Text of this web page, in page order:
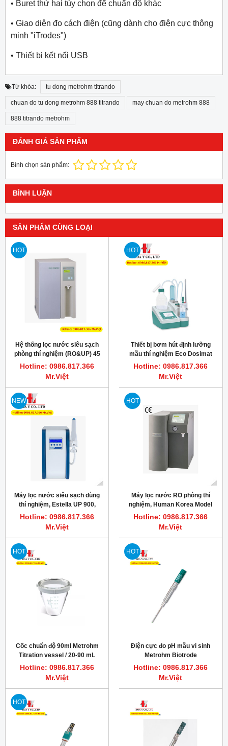
• Buret thứ hai tùy chọn để chuẩn độ khác
• Giao diện đo cách điện (cũng dành cho điện cực thông
minh "iTrodes")
• Thiết bị kết nối USB
Từ khóa: tu dong metrohm titrando
chuan do tu dong metrohm 888 titrando may chuan do metrohm 888
888 titrando metrohm
ĐÁNH GIÁ SẢN PHẨM
Bình chọn sản phẩm:
BÌNH LUẬN
SẢN PHẨM CÙNG LOẠI
HOT
Hệ thống lọc nước siêu sạch
phòng thí nghiệm (RO&UP) 45
L/hr New Pure Power IV
(Scholar-UV)
Hotline: 0986.817.366
Mr.Việt
HOT
Thiết bị bơm hút định lưỡng
mẫu thí nghiệm Eco Dosimat
Metrohm
Hotline: 0986.817.366
Mr.Việt
NEW
Máy lọc nước siêu sạch dùng
thí nghiệm, Estella UP 900,
Human Korea
Hotline: 0986.817.366
Mr.Việt
HOT
Máy lọc nước RO phòng thí
nghiệm, Human Korea Model
RO 280, công suất 25 lít/giờ
Hotline: 0986.817.366
Mr.Việt
HOT
Cốc chuẩn độ 90ml Metrohm
Titration vessel / 20-90 mL
Hotline: 0986.817.366
Mr.Việt
HOT
Điện cực đo pH mẫu vi sinh
Metrohm Biotrode
Hotline: 0986.817.366
Mr.Việt
HOT